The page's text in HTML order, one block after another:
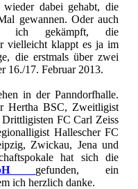
dabei gehabt, die
gewannen. Oder auch
ich gekämpft, die
vielleicht klappt es ja im
die erstmals über zwei
16./17. Februar 2013.
in der Panndorfhalle.
Hertha BSC, Zweitligist
FC Carl Zeiss
Hallescher FC
Zwickau, Jena und
hat sich die
gefunden, ein
ich herzlich danke.